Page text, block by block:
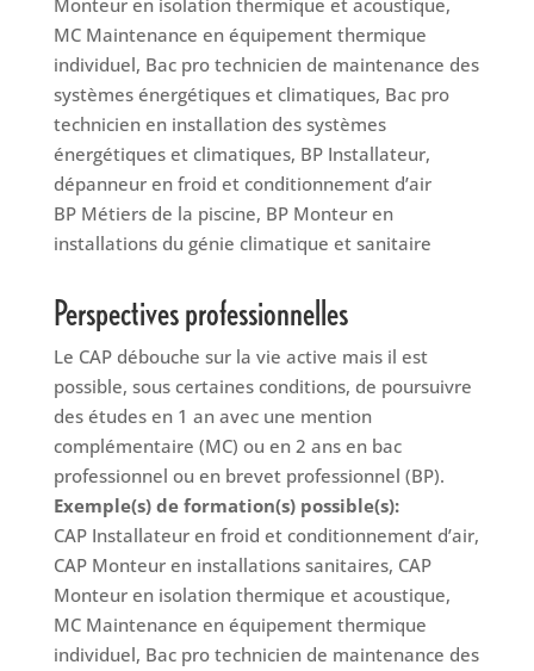
Monteur en isolation thermique et acoustique,
MC Maintenance en équipement thermique
individuel, Bac pro technicien de maintenance des
systèmes énergétiques et climatiques, Bac pro
technicien en installation des systèmes
énergétiques et climatiques, BP Installateur,
dépanneur en froid et conditionnement d’air
BP Métiers de la piscine, BP Monteur en
installations du génie climatique et sanitaire
Perspectives professionnelles
Le CAP débouche sur la vie active mais il est
possible, sous certaines conditions, de poursuivre
des études en 1 an avec une mention
complémentaire (MC) ou en 2 ans en bac
professionnel ou en brevet professionnel (BP).
Exemple(s) de formation(s) possible(s):
CAP Installateur en froid et conditionnement d’air,
CAP Monteur en installations sanitaires, CAP
Monteur en isolation thermique et acoustique,
MC Maintenance en équipement thermique
individuel, Bac pro technicien de maintenance des